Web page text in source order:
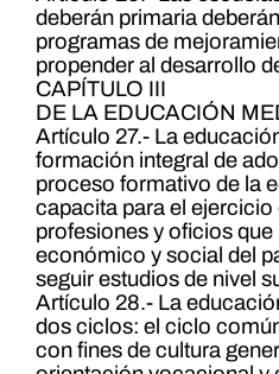
deberán primaria
programas de
propender al desarrollo
CAPÍTULO III
DE LA EDUCACIÓN
Artículo 27.- La
formación integral de
proceso formativo de la
capacita para el ejercicio
profesiones y oficios
económico y social del
seguir estudios de nivel
Artículo 28.- La
dos ciclos: el ciclo
con fines de cultura